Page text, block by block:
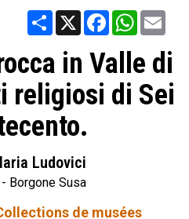
Share X Facebook
in Valle di
religiosi di Sei
Ludovici
Borgone Susa
de musées